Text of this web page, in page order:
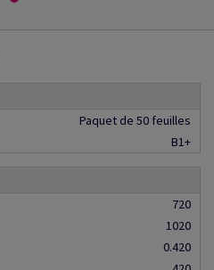
Paquet de 50 feuilles
B1+
720
1020
0.420